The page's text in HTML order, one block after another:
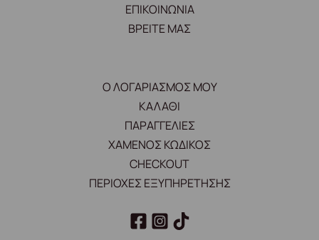
ΕΠΙΚΟΙΝΩΝΙΑ
ΒΡΕΙΤΕ ΜΑΣ
Ο ΛΟΓΑΡΙΑΣΜΟΣ ΜΟΥ
ΚΑΛΑΘΙ
ΠΑΡΑΓΓΕΛΙΕΣ
ΧΑΜΕΝΟΣ ΚΩΔΙΚΟΣ
CHECKOUT
ΠΕΡΙΟΧΕΣ ΕΞΥΠΗΡΕΤΗΣΗΣ